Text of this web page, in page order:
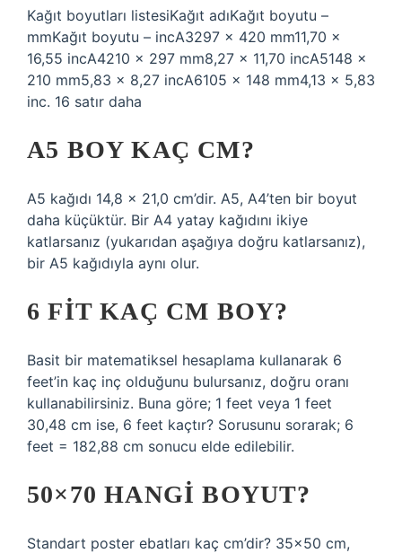
Kağıt boyutları listesiKağıt adıKağıt boyutu –
mmKağıt boyutu – incA3297 x 420 mm11,70 x
16,55 incA4210 x 297 mm8,27 x 11,70 incA5148 x
210 mm5,83 x 8,27 incA6105 x 148 mm4,13 x 5,83
inc. 16 satır daha
A5 BOY KAÇ CM?
A5 kağıdı 14,8 x 21,0 cm’dir. A5, A4’ten bir boyut
daha küçüktür. Bir A4 yatay kağıdını ikiye
katlarsanız (yukarıdan aşağıya doğru katlarsanız),
bir A5 kağıdıyla aynı olur.
6 FIT KAÇ CM BOY?
Basit bir matematiksel hesaplama kullanarak 6
feet’in kaç inç olduğunu bulursanız, doğru oranı
kullanabilirsiniz. Buna göre; 1 feet veya 1 feet
30,48 cm ise, 6 feet kaçtır? Sorusunu sorarak; 6
feet = 182,88 cm sonucu elde edilebilir.
50×70 HANGI BOYUT?
Standart poster ebatları kaç cm’dir? 35×50 cm,